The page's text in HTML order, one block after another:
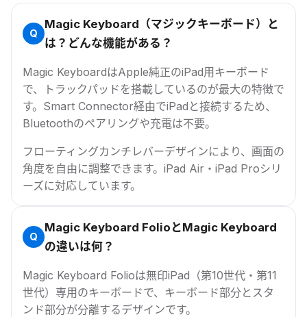
Magic Keyboard（マジックキーボード）と
は？どんな機能がある？
Magic KeyboardはApple純正のiPad用キーボード
で、トラックパッドを搭載しているのが最大の特徴で
す。Smart Connector経由でiPadと接続するため、
Bluetoothのペアリングや充電は不要。
フローティングカンチレバーデザインにより、画面の
角度を自由に調整できます。iPad Air・iPad Proシリ
ーズに対応しています。
Magic Keyboard FolioとMagic Keyboard
の違いは何？
Magic Keyboard Folioは無印iPad（第10世代・第11
世代）専用のキーボードで、キーボード部分とスタ
ンド部分が分離するデザインです。